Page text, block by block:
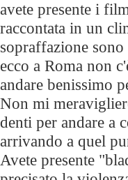
avete presente i
raccontata in un
sopraffazione
ecco a Roma non
andare benissimo
Non mi
denti per andare a
arrivando a quel
Avete presente